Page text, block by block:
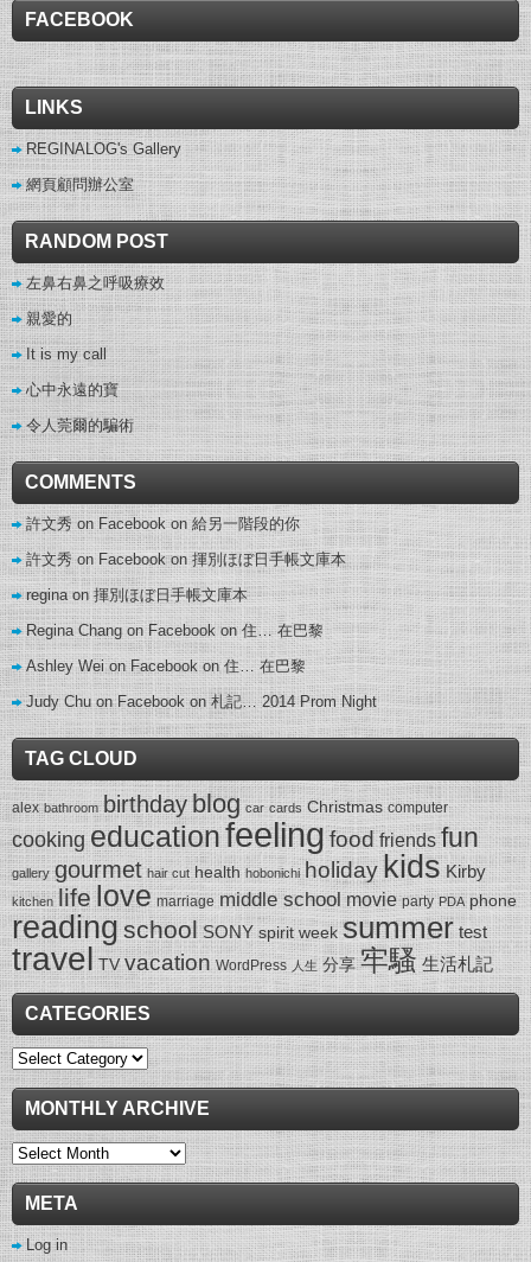
FACEBOOK
LINKS
REGINALOG's Gallery
網頁顧問辦公室
RANDOM POST
左鼻右鼻之呼吸療效
親愛的
It is my call
心中永遠的寶
令人莞爾的騙術
COMMENTS
許文秀 on Facebookon給另一階段的你
許文秀 on Facebookon揮別ほぼ日手帳文庫本
reginaon揮別ほぼ日手帳文庫本
Regina Chang on Facebook on住… 在巴黎
Ashley Wei on Facebookon住… 在巴黎
Judy Chu on Facebookon札記… 2014 Prom Night
TAG CLOUD
alex bathroom birthdayblog car cards Christmas computer
cooking educationfeeling food friends fun
gallery gourmet hair cut health hobonichi holidaykids Kirby
kitchen life love marriage middle school movie party PDA phone
readingschool SONY spirit week summer test
travel TV vacation WordPress 人生 分享 牢騷 生活札記
CATEGORIES
Categories
MONTHLY ARCHIVE
Monthly
Archive
META
Log in